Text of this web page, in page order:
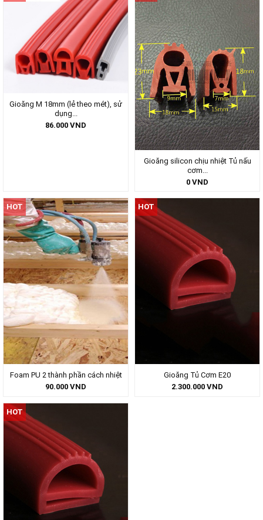
Gioăng M 18mm (lẻ theo mét), sử
dụng...
86.000 VND
Gioăng silicon chịu nhiệt Tủ nấu
cơm...
0 VND
HOT
Foam PU 2 thành phần cách nhiệt
90.000 VND
HOT
Gioăng Tủ Cơm E20
2.300.000 VND
HOT